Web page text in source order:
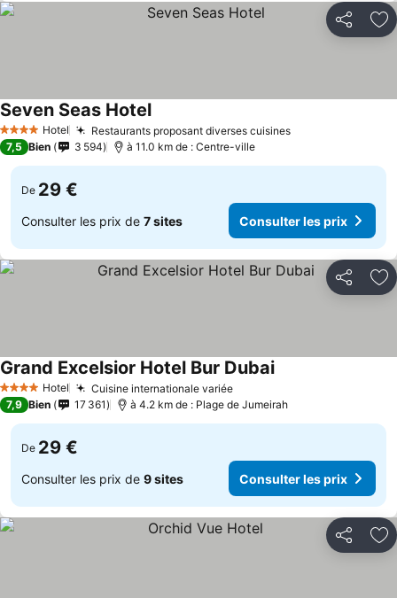
Partager
4 Étoiles Hotel Restaurants proposant diverses cuisinesConsulter les
Seven Seas HotelConsulter les prix
7,5 Bien 3 594 à 11.0 km de : Centre-ville
De 29 €
Consulter les prix de 7 sites Consulter les prix
Partager
4 Étoiles Hotel Cuisine internationale variéeConsulter les prix
Grand Excelsior Hotel Bur DubaiConsulter les prix
7,9 Bien 17 361 à 4.2 km de : Plage de Jumeirah
De 29 €
Consulter les prix de 9 sites Consulter les prix
Partager